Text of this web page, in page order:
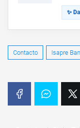
✨
Contacto Isapre